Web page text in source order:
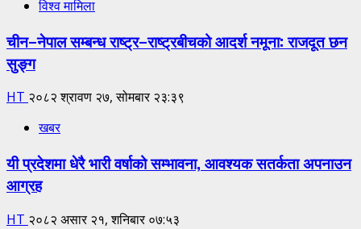
विश्व मामिला
चीन–नेपाल सम्बन्ध राष्ट्र–राष्ट्रबीचको आदर्श नमूना: राजदूत छन
सुङ्ग
HT २०८२ श्रावण २७, सोमबार २३:३९
खबर
यी प्रदेशमा धेरै भारी वर्षाको सम्भावना, आवश्यक सतर्कता अपनाउन
आग्रह
HT २०८२ असार २१, शनिबार ०७:५३